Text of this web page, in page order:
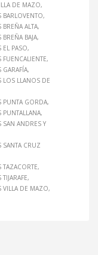
DE MAZO
BARLOVENTO
ALTA
BAJA
EL PASO
GARAFÍA
LOS LLANOS DE
PUNTA GORDA
PUNTALLANA
SAN ANDRES Y
SANTA CRUZ
VILLA DE MAZO